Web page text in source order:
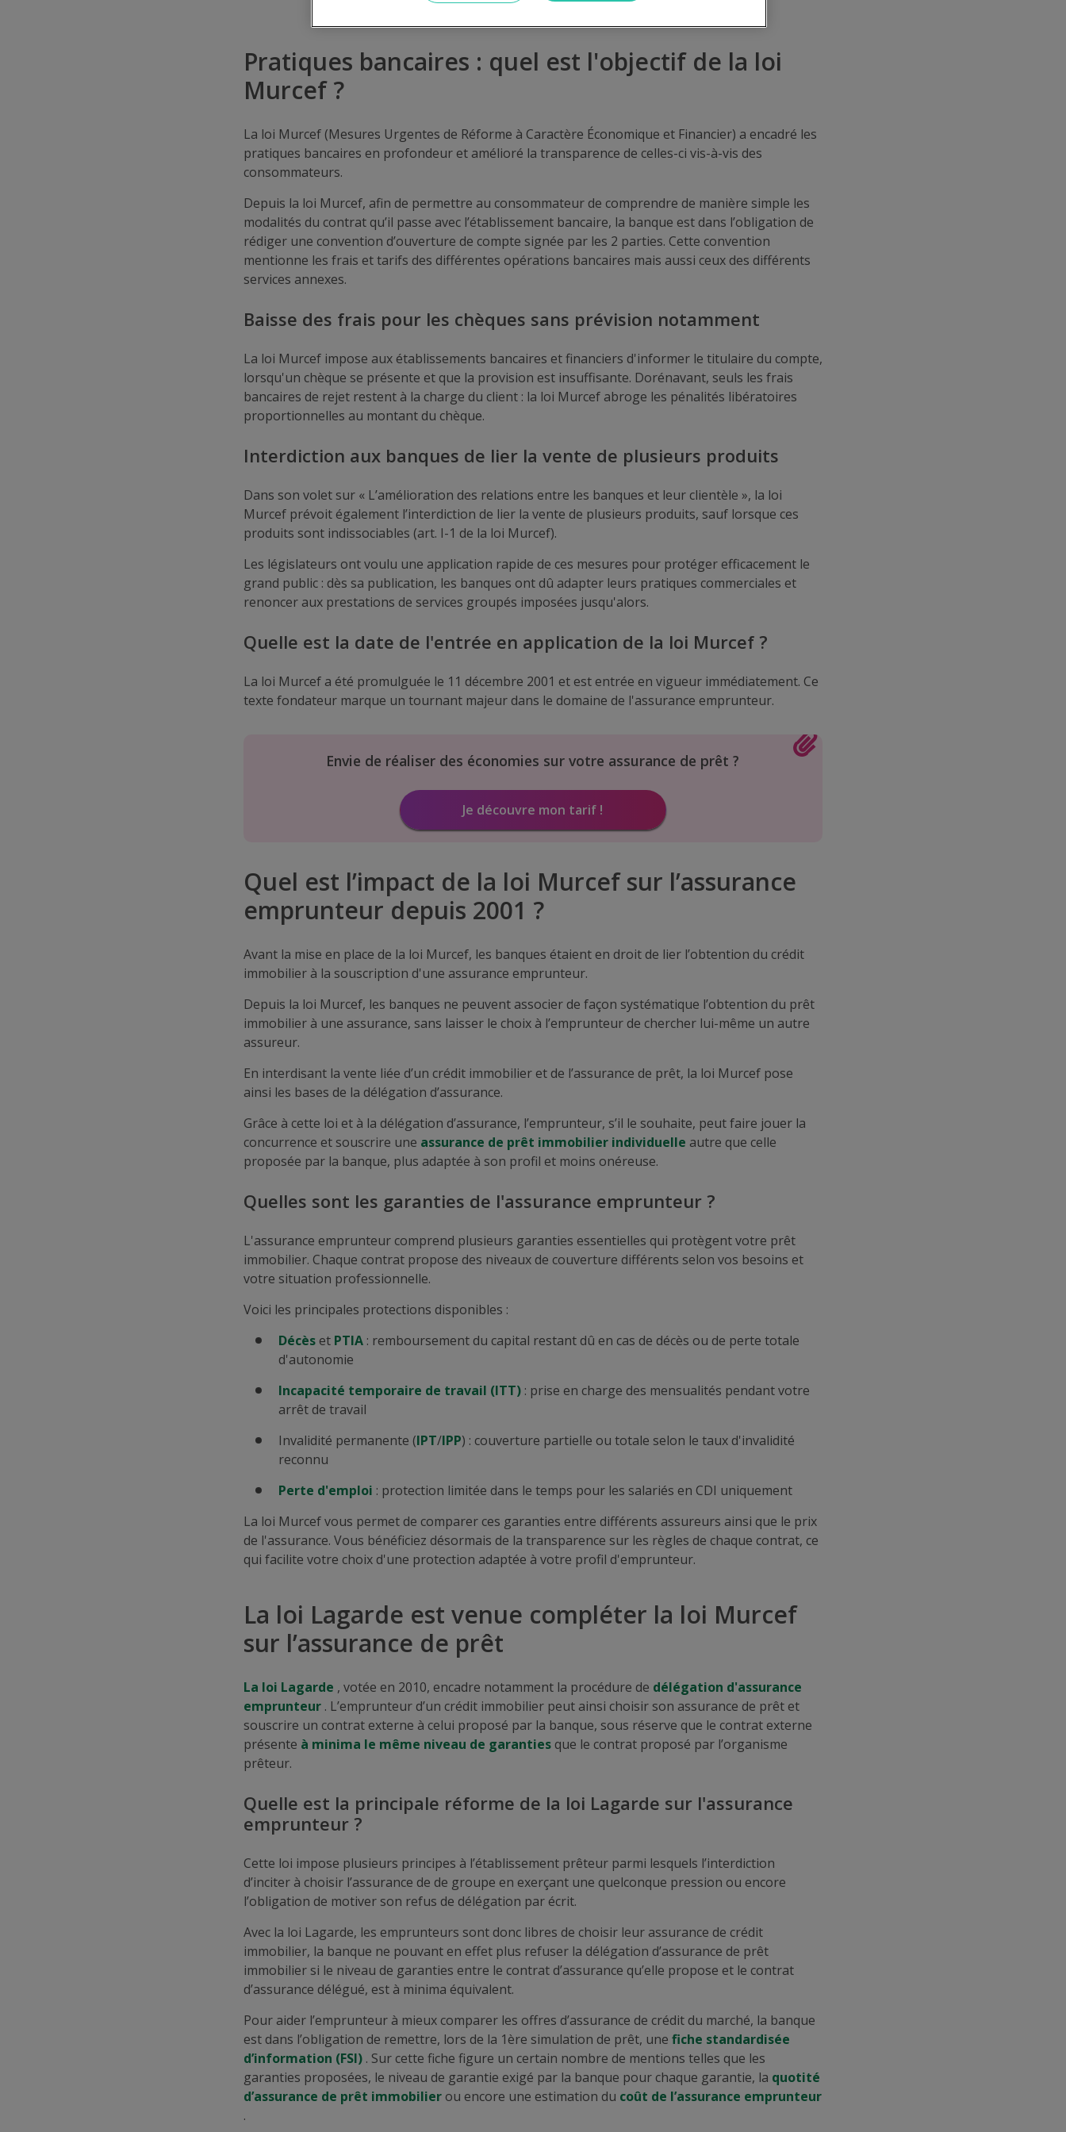
Pratiques bancaires : quel est l'objectif de la loi
Murcef ?
La loi Murcef (Mesures Urgentes de Réforme à Caractère Économique et Financier) a encadré les
pratiques bancaires en profondeur et amélioré la transparence de celles-ci vis-à-vis des
consommateurs.
Depuis la loi Murcef, afin de permettre au consommateur de comprendre de manière simple les
modalités du contrat qu’il passe avec l’établissement bancaire, la banque est dans l’obligation de
rédiger une convention d’ouverture de compte signée par les 2 parties. Cette convention
mentionne les frais et tarifs des différentes opérations bancaires mais aussi ceux des différents
services annexes.
Baisse des frais pour les chèques sans prévision notamment
La loi Murcef impose aux établissements bancaires et financiers d'informer le titulaire du compte,
lorsqu'un chèque se présente et que la provision est insuffisante. Dorénavant, seuls les frais
bancaires de rejet restent à la charge du client : la loi Murcef abroge les pénalités libératoires
proportionnelles au montant du chèque.
Interdiction aux banques de lier la vente de plusieurs produits
Dans son volet sur « L’amélioration des relations entre les banques et leur clientèle », la loi
Murcef prévoit également l’interdiction de lier la vente de plusieurs produits, sauf lorsque ces
produits sont indissociables (art. I-1 de la loi Murcef).
Les législateurs ont voulu une application rapide de ces mesures pour protéger efficacement le
grand public : dès sa publication, les banques ont dû adapter leurs pratiques commerciales et
renoncer aux prestations de services groupés imposées jusqu'alors.
Quelle est la date de l'entrée en application de la loi Murcef ?
La loi Murcef a été promulguée le 11 décembre 2001 et est entrée en vigueur immédiatement. Ce
texte fondateur marque un tournant majeur dans le domaine de l'assurance emprunteur.
Envie de réaliser des économies sur votre assurance de prêt ?
Je découvre mon tarif !
Quel est l’impact de la loi Murcef sur l’assurance
emprunteur depuis 2001 ?
Avant la mise en place de la loi Murcef, les banques étaient en droit de lier l’obtention du crédit
immobilier à la souscription d'une assurance emprunteur.
Depuis la loi Murcef, les banques ne peuvent associer de façon systématique l’obtention du prêt
immobilier à une assurance, sans laisser le choix à l’emprunteur de chercher lui-même un autre
assureur.
En interdisant la vente liée d’un crédit immobilier et de l’assurance de prêt, la loi Murcef pose
ainsi les bases de la délégation d’assurance.
Grâce à cette loi et à la délégation d’assurance, l’emprunteur, s’il le souhaite, peut faire jouer la
concurrence et souscrire une assurance de prêt immobilier individuelle autre que celle
proposée par la banque, plus adaptée à son profil et moins onéreuse.
Quelles sont les garanties de l'assurance emprunteur ?
L'assurance emprunteur comprend plusieurs garanties essentielles qui protègent votre prêt
immobilier. Chaque contrat propose des niveaux de couverture différents selon vos besoins et
votre situation professionnelle.
Voici les principales protections disponibles :
Décès et PTIA : remboursement du capital restant dû en cas de décès ou de perte totale
d'autonomie
Incapacité temporaire de travail (ITT) : prise en charge des mensualités pendant votre
arrêt de travail
Invalidité permanente (IPT/IPP) : couverture partielle ou totale selon le taux d'invalidité
reconnu
Perte d'emploi : protection limitée dans le temps pour les salariés en CDI uniquement
La loi Murcef vous permet de comparer ces garanties entre différents assureurs ainsi que le prix
de l'assurance. Vous bénéficiez désormais de la transparence sur les règles de chaque contrat, ce
qui facilite votre choix d'une protection adaptée à votre profil d'emprunteur.
La loi Lagarde est venue compléter la loi Murcef
sur l’assurance de prêt
La loi Lagarde , votée en 2010, encadre notamment la procédure de délégation d'assurance
emprunteur . L’emprunteur d’un crédit immobilier peut ainsi choisir son assurance de prêt et
souscrire un contrat externe à celui proposé par la banque, sous réserve que le contrat externe
présente à minima le même niveau de garanties que le contrat proposé par l’organisme
prêteur.
Quelle est la principale réforme de la loi Lagarde sur l'assurance
emprunteur ?
Cette loi impose plusieurs principes à l’établissement prêteur parmi lesquels l’interdiction
d’inciter à choisir l’assurance de de groupe en exerçant une quelconque pression ou encore
l’obligation de motiver son refus de délégation par écrit.
Avec la loi Lagarde, les emprunteurs sont donc libres de choisir leur assurance de crédit
immobilier, la banque ne pouvant en effet plus refuser la délégation d’assurance de prêt
immobilier si le niveau de garanties entre le contrat d’assurance qu’elle propose et le contrat
d’assurance délégué, est à minima équivalent.
Pour aider l’emprunteur à mieux comparer les offres d’assurance de crédit du marché, la banque
est dans l’obligation de remettre, lors de la 1ère simulation de prêt, une fiche standardisée
d’information (FSI) . Sur cette fiche figure un certain nombre de mentions telles que les
garanties proposées, le niveau de garantie exigé par la banque pour chaque garantie, la quotité
d’assurance de prêt immobilier ou encore une estimation du coût de l’assurance emprunteur
.